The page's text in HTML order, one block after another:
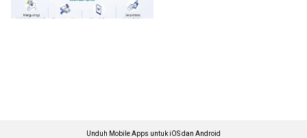
Unduh Mobile Apps untuk iOS dan Android